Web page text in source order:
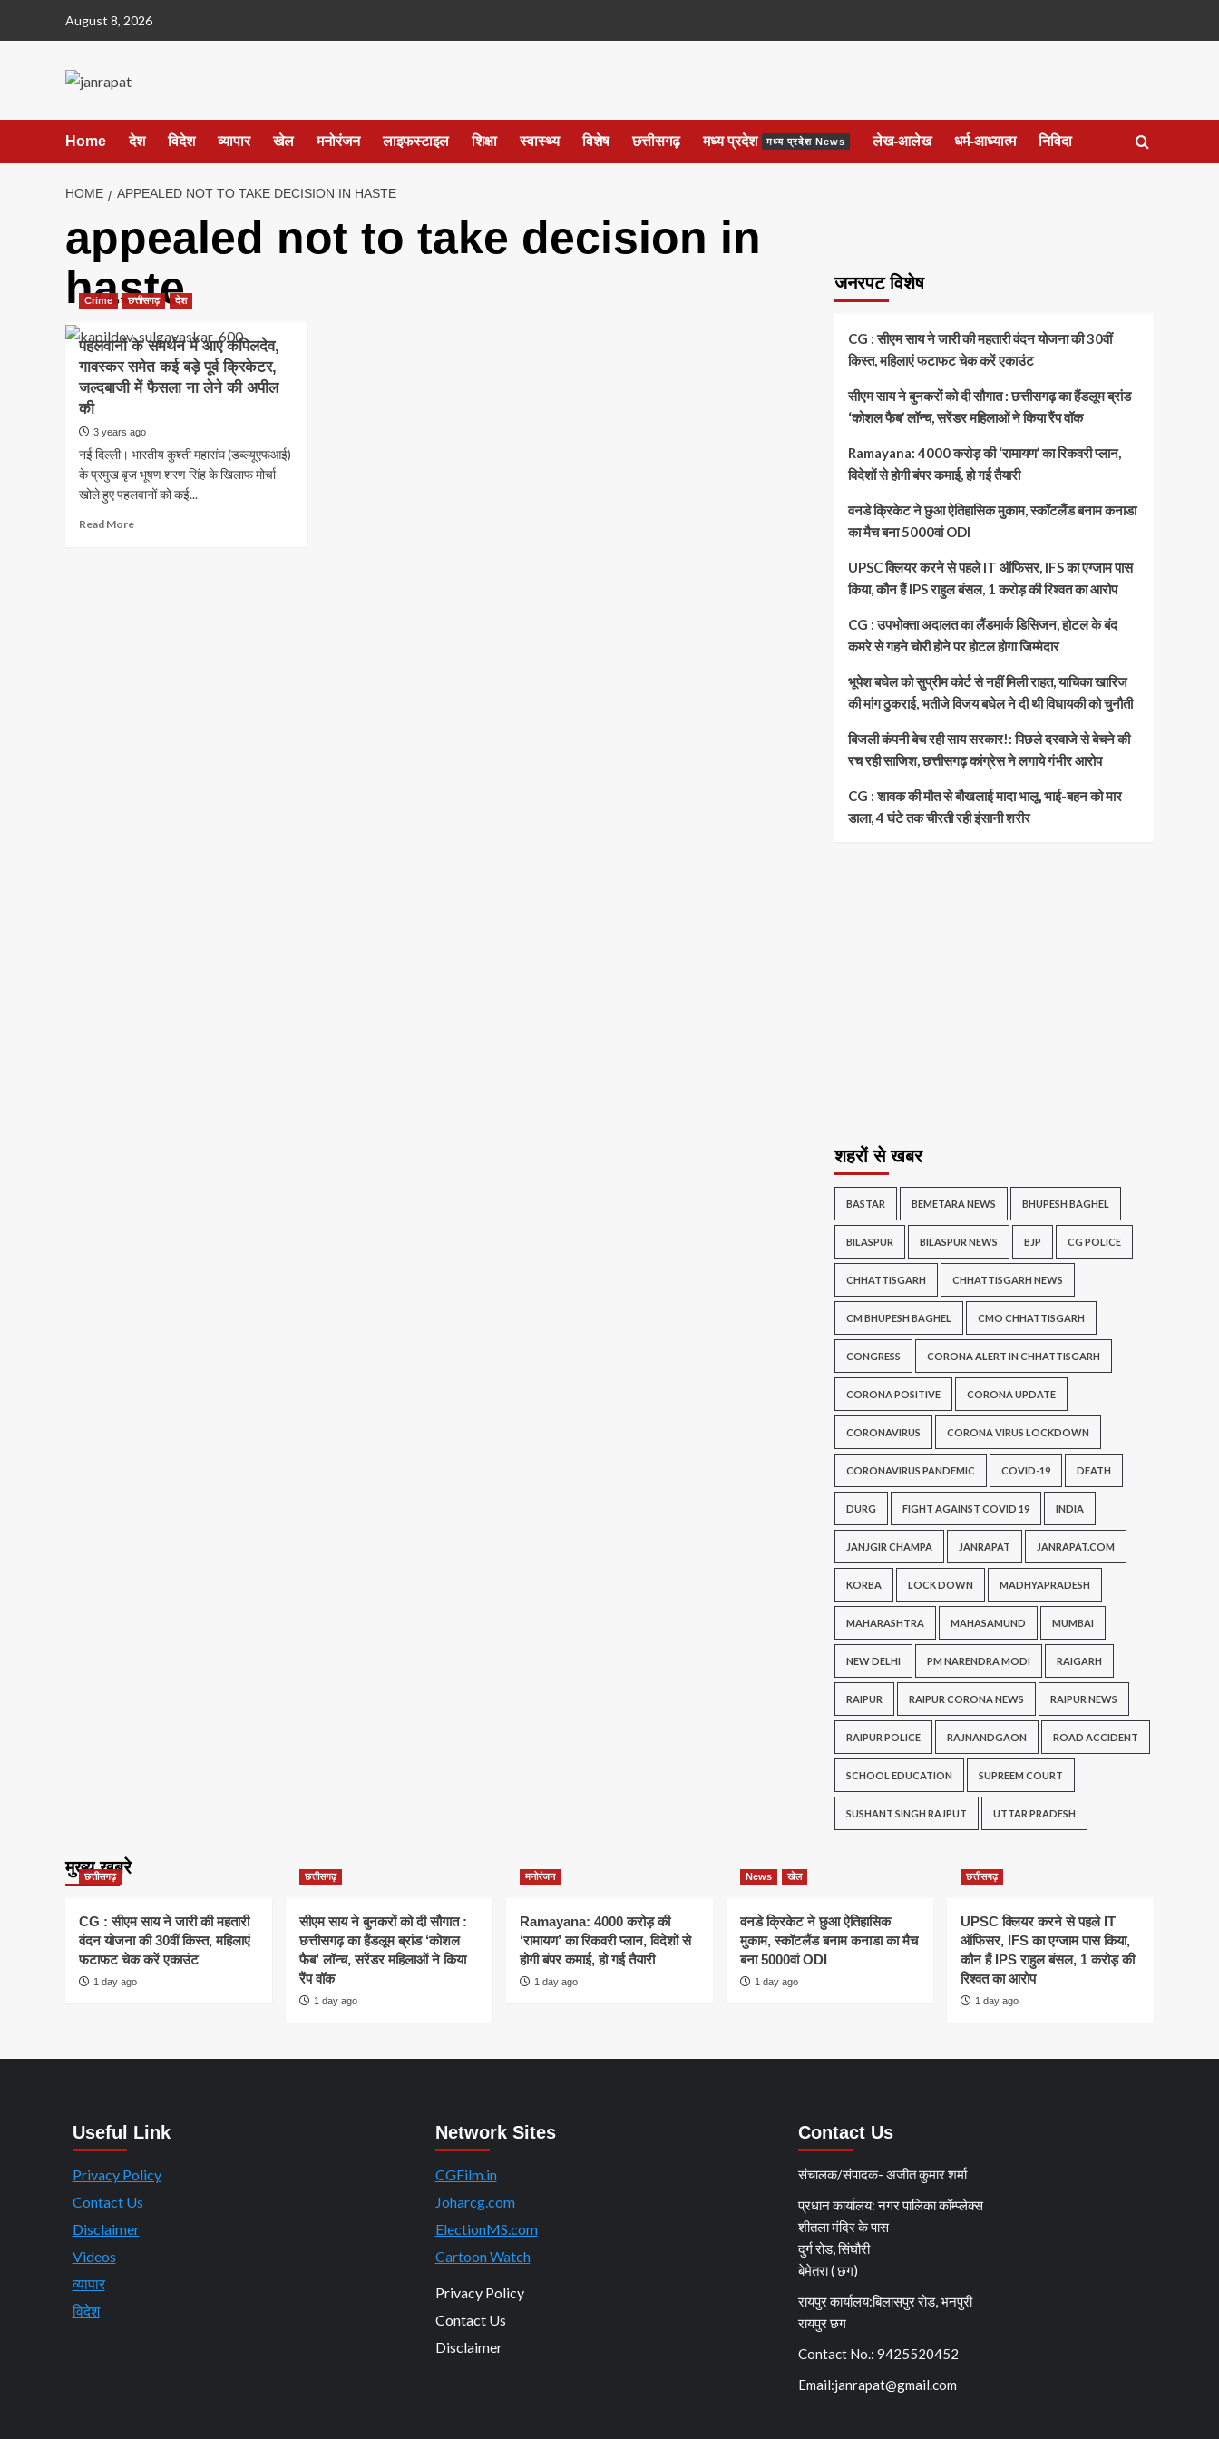
August 8, 2026
Home देश विदेश व्यापार खेल मनोरंजन लाइफस्टाइल शिक्षा स्वास्थ्य विशेष छत्तीसगढ़ मध्य प्रदेश मध्य प्रदेश News लेख-आलेख धर्म-आध्यात्म निविदा
HOME APPEALED NOT TO TAKE DECISION IN HASTE
appealed not to take decision in
haste
Crime छत्तीसगढ़ देश
पहलवानों के समर्थन में आए कपिलदेव,
गावस्कर समेत कई बड़े पूर्व क्रिकेटर,
जल्दबाजी में फैसला ना लेने की अपील
की
3 years ago
नई दिल्ली। भारतीय कुश्ती महासंघ (डब्ल्यूएफआई)
के प्रमुख बृज भूषण शरण सिंह के खिलाफ मोर्चा
खोले हुए पहलवानों को कई...
Read MoreRead
जनरपट विशेष
CG : सीएम साय ने जारी की महतारी वंदन योजना की 30वीं
किस्त, महिलाएं फटाफट चेक करें एकाउंट
सीएम साय ने बुनकरों को दी सौगात : छत्तीसगढ़ का हैंडलूम ब्रांड
‘कोशल फैब’ लॉन्च, सरेंडर महिलाओं ने किया रैंप वॉक
Ramayana: 4000 करोड़ की ‘रामायण’ का रिकवरी प्लान,
विदेशों से होगी बंपर कमाई, हो गई तैयारी
वनडे क्रिकेट ने छुआ ऐतिहासिक मुकाम, स्कॉटलैंड बनाम कनाडा
का मैच बना 5000वां ODI
UPSC क्लियर करने से पहले IT ऑफिसर, IFS का एग्जाम पास
किया, कौन हैं IPS राहुल बंसल, 1 करोड़ की रिश्वत का आरोप
CG : उपभोक्ता अदालत का लैंडमार्क डिसिजन, होटल के बंद
कमरे से गहने चोरी होने पर होटल होगा जिम्मेदार
भूपेश बघेल को सुप्रीम कोर्ट से नहीं मिली राहत, याचिका खारिज
की मांग ठुकराई, भतीजे विजय बघेल ने दी थी विधायकी को चुनौती
बिजली कंपनी बेच रही साय सरकार!: पिछले दरवाजे से बेचने की
रच रही साजिश, छत्तीसगढ़ कांग्रेस ने लगाये गंभीर आरोप
CG : शावक की मौत से बौखलाई मादा भालू, भाई-बहन को मार
डाला, 4 घंटे तक चीरती रही इंसानी शरीर
शहरों से खबर
BASTAR BEMETARA NEWS BHUPESH BAGHEL
BILASPUR BILASPUR NEWS BJP CG POLICE
CHHATTISGARH CHHATTISGARH NEWS
CM BHUPESH BAGHEL CMO CHHATTISGARH
CONGRESS CORONA ALERT IN CHHATTISGARH
CORONA POSITIVE CORONA UPDATE
CORONAVIRUS CORONA VIRUS LOCKDOWN
CORONAVIRUS PANDEMIC COVID-19 DEATH
DURG FIGHT AGAINST COVID 19 INDIA
JANJGIR CHAMPA JANRAPAT JANRAPAT.COM
KORBA LOCK DOWN MADHYAPRADESH
MAHARASHTRA MAHASAMUND MUMBAI
NEW DELHI PM NARENDRA MODI RAIGARH
RAIPUR RAIPUR CORONA NEWS RAIPUR NEWS
RAIPUR POLICE RAJNANDGAON ROAD ACCIDENT
SCHOOL EDUCATION SUPREEM COURT
SUSHANT SINGH RAJPUT UTTAR PRADESH
मुख्य खबरे
छत्तीसगढ़
CG : सीएम साय ने जारी की महतारी
वंदन योजना की 30वीं किस्त, महिलाएं
फटाफट चेक करें एकाउंट
1 day ago
छत्तीसगढ़
सीएम साय ने बुनकरों को दी सौगात :
छत्तीसगढ़ का हैंडलूम ब्रांड ‘कोशल
फैब’ लॉन्च, सरेंडर महिलाओं ने किया
रैंप वॉक
1 day ago
मनोरंजन
Ramayana: 4000 करोड़ की
‘रामायण’ का रिकवरी प्लान, विदेशों से
होगी बंपर कमाई, हो गई तैयारी
1 day ago
News खेल
वनडे क्रिकेट ने छुआ ऐतिहासिक
मुकाम, स्कॉटलैंड बनाम कनाडा का मैच
बना 5000वां ODI
1 day ago
छत्तीसगढ़
UPSC क्लियर करने से पहले IT
ऑफिसर, IFS का एग्जाम पास किया,
कौन हैं IPS राहुल बंसल, 1 करोड़ की
रिश्वत का आरोप
1 day ago
Useful Link
Privacy Policy
Contact Us
Disclaimer
Videos
व्यापार
विदेश
Network Sites
CGFilm.in
Joharcg.com
ElectionMS.com
Cartoon Watch
Privacy Policy
Contact Us
Disclaimer
Contact Us
संचालक/संपादक- अजीत कुमार शर्मा
प्रधान कार्यालय: नगर पालिका कॉम्प्लेक्स
शीतला मंदिर के पास
दुर्ग रोड, सिंघौरी
बेमेतरा ( छग)
रायपुर कार्यालय:बिलासपुर रोड, भनपुरी
रायपुर छग
Contact No.: 9425520452
Email:janrapat@gmail.com